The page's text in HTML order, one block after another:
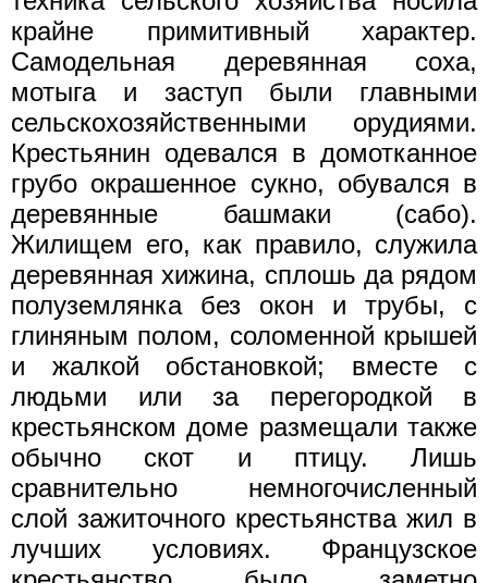
крайне примитивный характер.
Самодельная деревянная соха,
мотыга и заступ были главными
сельскохозяйственными орудиями.
Крестьянин одевался в домотканное
грубо окрашенное сукно, обувался в
деревянные башмаки (сабо).
Жилищем его, как правило, служила
деревянная хижина, сплошь да рядом
полуземлянка без окон и трубы, с
глиняным полом, соломенной крышей
и жалкой обстановкой; вместе с
людьми или за перегородкой в
крестьянском доме размещали также
обычно скот и птицу. Лишь
сравнительно немногочисленный
слой зажиточного крестьянства жил в
лучших условиях. Французское